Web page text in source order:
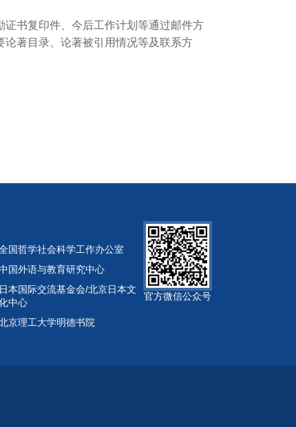
书复印件、今后工作计划等通过邮件方
著目录、论著被引用情况等及联系方
国哲学社会科学工作办公室
国外语与教育研究中心
日本国际交流基金会/北京日本文
中心
京理工大学明德书院
官方微信公众号